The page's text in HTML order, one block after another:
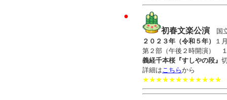
●
初春文楽公演 国
２０２３年（令和５年）
１
第２部（午後２時開演）
義経千本桜『すしやの段』
詳細はこちらから
★★★★★★★★★★★★